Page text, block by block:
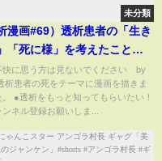
未分類
漫画#69）透析患者の「生き
「死に様」を考えたことは
ますか？透析患者が描く透
療漫画です！心も身体も健
！by透析バンザイの弟
に思う方は見ないでください by
析患者の死をテーマに漫画を描きま
。 ●透析をもっと知ってもらいたい！
ンネル登録お願いしま...